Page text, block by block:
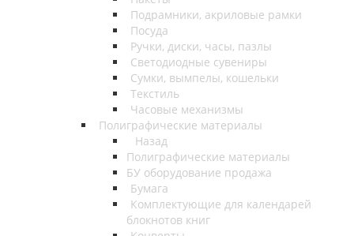
Подрамники, акриловые рамки
Посуда
Ручки, диски, часы, пазлы
Светодиодные сувениры
Сумки, вымпелы, кошельки
Текстиль
Часовые механизмы
Полиграфические материалы
Назад
Полиграфические материалы
БУ оборудование продажа
Бумага
Комплектующие для календарей
блокнотов книг